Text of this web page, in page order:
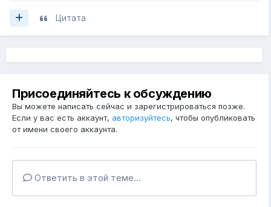
Цитата
Присоединяйтесь к обсуждению
Вы можете написать сейчас и зарегистрироваться позже.
Если у вас есть аккаунт, авторизуйтесь, чтобы опубликовать
от имени своего аккаунта.
Ответить в этой теме...